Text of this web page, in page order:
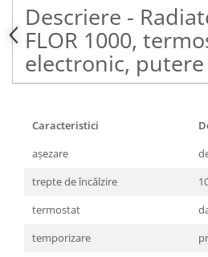
Descriere -
FLOR 1000,
electronic, putere
Caracteristici
aşezare
trepte de încălzire
termostat
temporizare